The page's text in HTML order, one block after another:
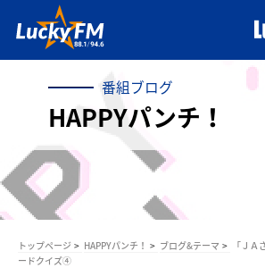
番組ブログ
HAPPYパンチ！
トップページ HAPPYパンチ！ ブログ&テーマ
「Ｊ
ードクイズ④